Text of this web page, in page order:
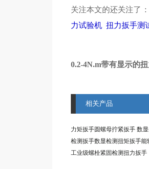
关注本文的还关注了：
力试验机 扭力扳手测
0.2-4N.m带有显示的
相关产品